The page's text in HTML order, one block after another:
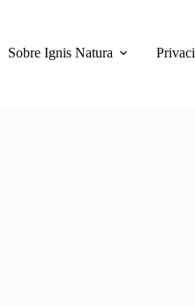
Sobre Ignis Natura